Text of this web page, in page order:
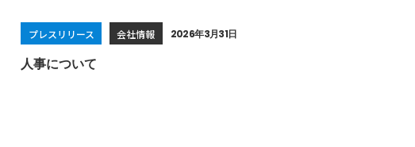
プレスリリース 会社情報 2026年3月31日
人事について